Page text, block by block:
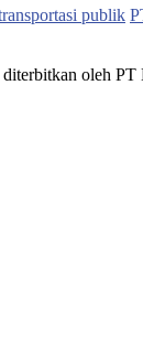
publik
oleh